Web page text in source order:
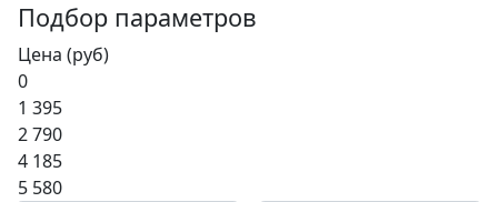
Подбор параметров
Цена (руб)
0
1 395
2 790
4 185
5 580